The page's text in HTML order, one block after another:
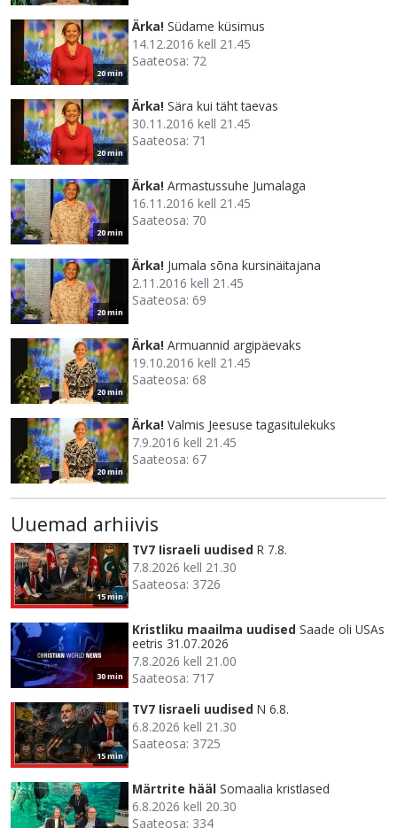
20 min
Ärka! Südame küsimus
14.12.2016 kell 21.45
Saateosa: 72
20 min
Ärka! Sära kui täht taevas
30.11.2016 kell 21.45
Saateosa: 71
20 min
Ärka! Armastussuhe Jumalaga
16.11.2016 kell 21.45
Saateosa: 70
20 min
Ärka! Jumala sõna kursinäitajana
2.11.2016 kell 21.45
Saateosa: 69
20 min
Ärka! Armuannid argipäevaks
19.10.2016 kell 21.45
Saateosa: 68
20 min
Ärka! Valmis Jeesuse tagasitulekuks
7.9.2016 kell 21.45
Saateosa: 67
Uuemad arhiivis
15 min
TV7 Iisraeli uudised R 7.8.
7.8.2026 kell 21.30
Saateosa: 3726
30 min
Kristliku maailma uudised Saade oli USAs
eetris 31.07.2026
7.8.2026 kell 21.00
Saateosa: 717
15 min
TV7 Iisraeli uudised N 6.8.
6.8.2026 kell 21.30
Saateosa: 3725
Märtrite hääl Somaalia kristlased
6.8.2026 kell 20.30
Saateosa: 334